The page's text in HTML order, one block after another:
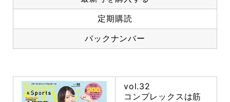
定期購読
バックナンバー
vol.32
コンプレックスは筋